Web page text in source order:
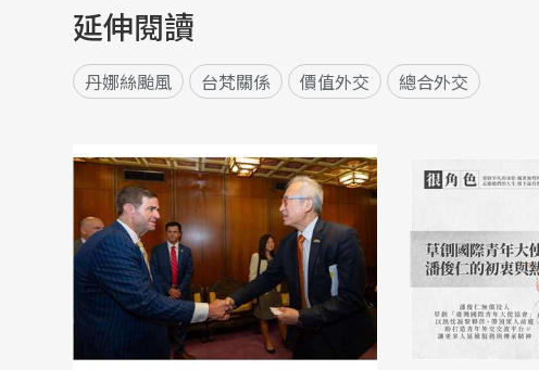
延伸閱讀
丹娜絲颱風 台梵關係 價值外交 總合外交